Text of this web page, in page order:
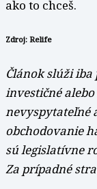
ako to chceš.
Zdroj: Relife
Článok slúži
investičné
nevyspytateľné
obchodovanie
sú legislatívne
Za prípadné